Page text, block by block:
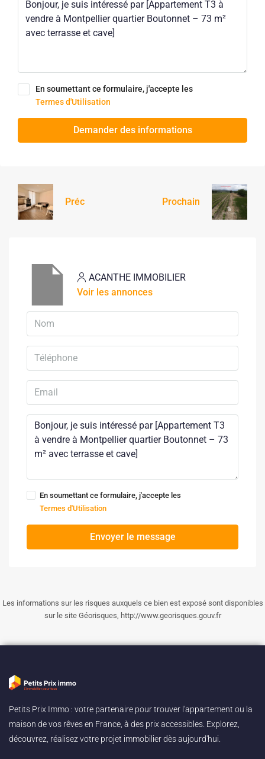
En soumettant ce formulaire, j'accepte les
Termes d'Utilisation
Demander des informations
Préc Prochain
ACANTHE IMMOBILIER
Voir les annonces
En soumettant ce formulaire, j'accepte les
Termes d'Utilisation
Envoyer le message
Les informations sur les risques auxquels ce bien est exposé sont disponibles
sur le site Géorisques, http://www.georisques.gouv.fr
Petits Prix Immo : votre partenaire pour trouver l'appartement ou la
maison de vos rêves en France, à des prix accessibles. Explorez,
découvrez, réalisez votre projet immobilier dès aujourd'hui.